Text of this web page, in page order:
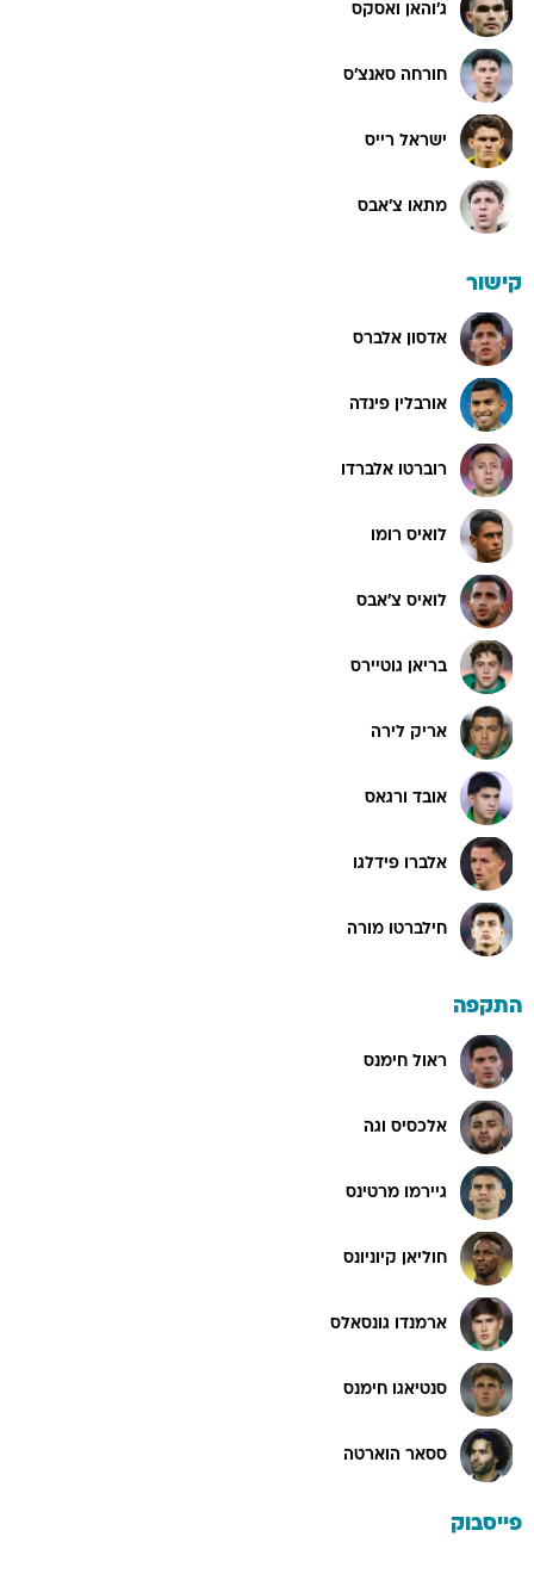
ג'והאן ואסקס
חורחה סאנצ'ס
ישראל רייס
מתאו צ'אבס
קישור
אדסון אלברס
אורבלין פינדה
רוברטו אלברדו
לואיס רומו
לואיס צ'אבס
בריאן גוטיירס
אריק לירה
אובד ורגאס
אלברו פידלגו
חילברטו מורה
התקפה
ראול חימנס
אלכסיס וגה
גיירמו מרטינס
חוליאן קיוניונס
ארמנדו גונסאלס
סנטיאגו חימנס
ססאר הוארטה
פייסבוק